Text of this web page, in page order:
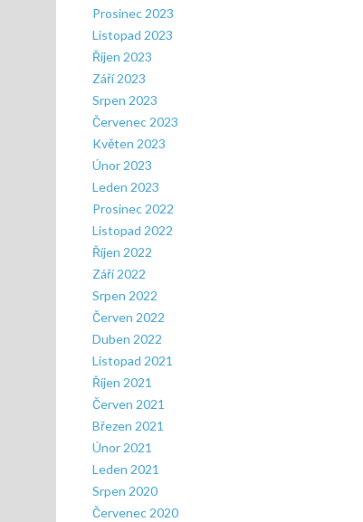
Prosinec 2023
Listopad 2023
Říjen 2023
Září 2023
Srpen 2023
Červenec 2023
Květen 2023
Únor 2023
Leden 2023
Prosinec 2022
Listopad 2022
Říjen 2022
Září 2022
Srpen 2022
Červen 2022
Duben 2022
Listopad 2021
Říjen 2021
Červen 2021
Březen 2021
Únor 2021
Leden 2021
Srpen 2020
Červenec 2020